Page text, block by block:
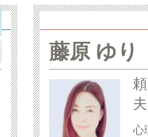
藤原 ゆり
心